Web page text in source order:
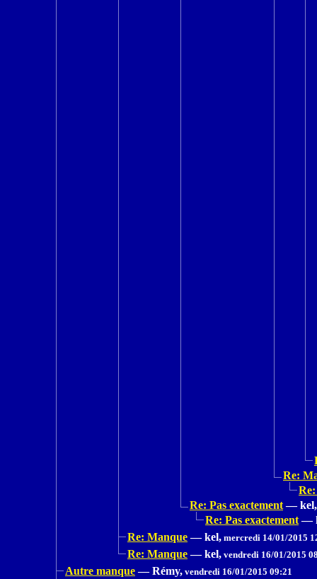
Re:
Re: Pas exactement — kel,
Re: Pas exactement —
Re: Manque — kel, mercredi 14/01/2015
Re: Manque — kel, vendredi 16/01/2015
Autre manque — Rémy, vendredi 16/01/2015 09:21